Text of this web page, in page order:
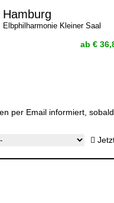
Hamburg
Elbphilharmonie Kleiner Saal
ab €
per Email informiert,